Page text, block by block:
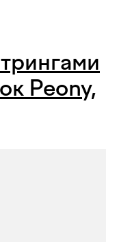
Peony,